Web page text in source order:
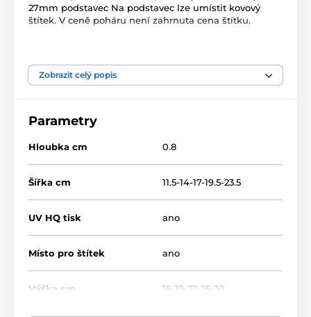
27mm podstavec Na podstavec lze umístit kovový
štítek. V ceně poháru není zahrnuta cena štítku.
Rybaření Dřevěné trofeje RW
Zobrazit celý popis
Parametry
Hloubka cm 0.8
Šířka cm 11.5-14-17-19.5-23.5
UV HQ tisk ano
Místo pro štítek ano
Výška cm 16-19-22-25-30